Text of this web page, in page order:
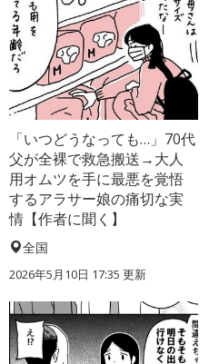
「いつどうなっても…」70代
父が全裸で救急搬送→大人
用オムツを手に最悪を覚悟
するアラサー娘の痛切な実
情【作者に聞く】
全国
2026年5月10日 17:35 更新